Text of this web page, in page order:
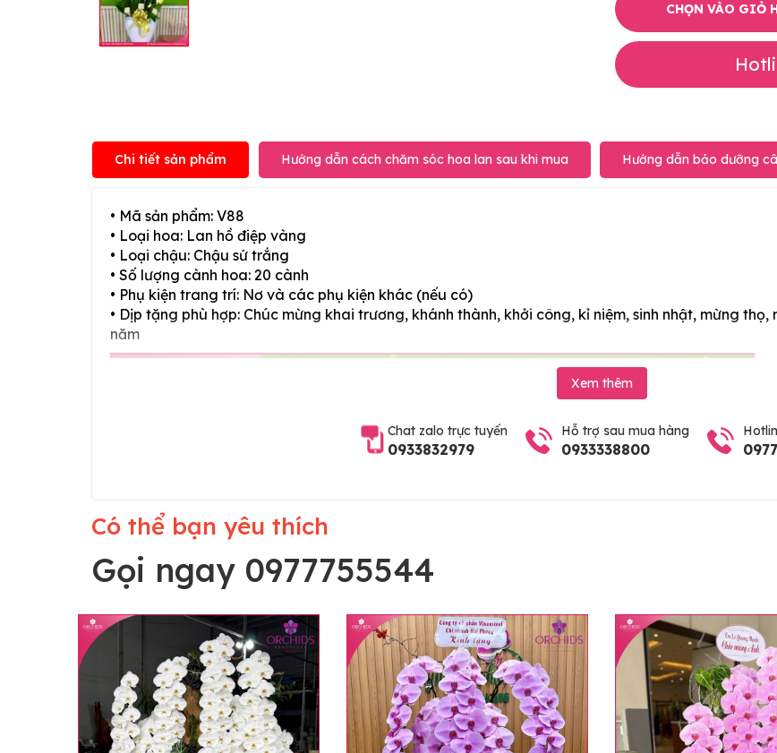
CHỌN VÀO GIỎ
Chi tiết sản phẩm Hướng dẫn cách chăm sóc hoa lan sau khi mua Hướng dẫn bảo dưỡng
• Mã sản phẩm: V88
• Loại hoa: Lan hồ điệp vàng
• Loại chậu: Chậu sứ trắng
• Số lượng cành hoa: 20 cành
• Phụ kiện trang trí: Nơ và các phụ kiện khác (nếu có)
• Dịp tặng phù hợp: Chúc mừng khai trương, khánh thành, khởi công, kỉ niệm, sinh nhật, mừng
năm
Xem thêm
Chat zalo trực tuyến
0933832979
Hỗ trợ sau mua hàng
0933338800
Có thể bạn yêu thích
Gọi ngay 0977755544